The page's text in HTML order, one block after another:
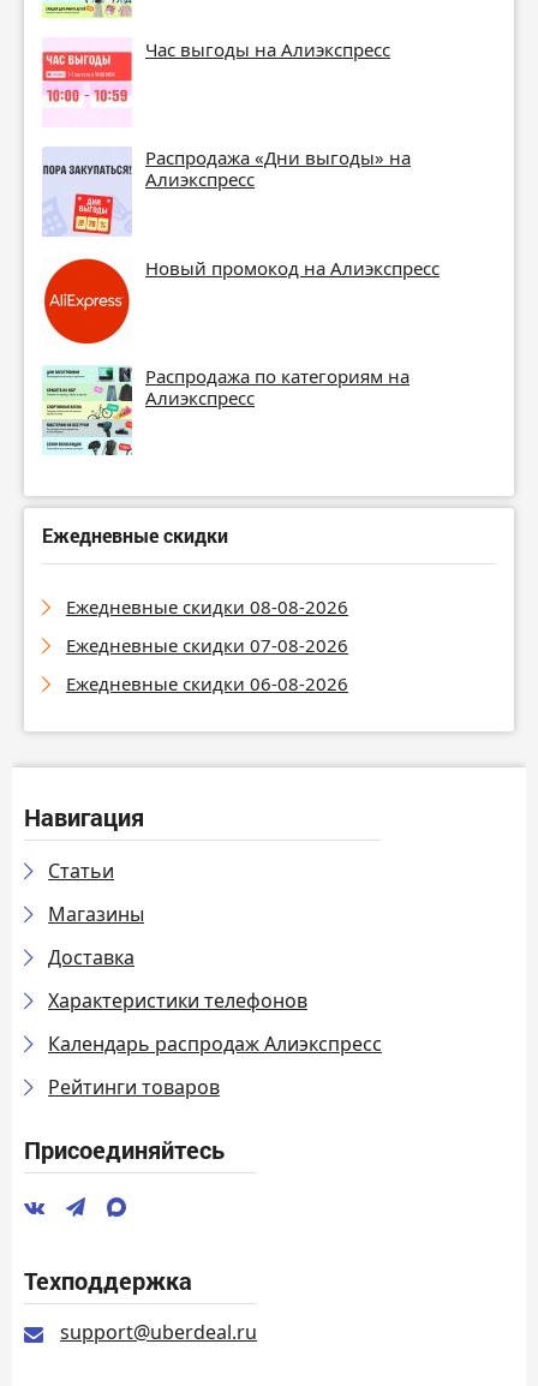
Час выгоды на Алиэкспресс
Распродажа «Дни выгоды» на
Алиэкспресс
Новый промокод на Алиэкспресс
Распродажа по категориям на
Алиэкспресс
Ежедневные скидки
Ежедневные скидки 08-08-2026
Ежедневные скидки 07-08-2026
Ежедневные скидки 06-08-2026
Навигация
Статьи
Магазины
Доставка
Характеристики телефонов
Календарь распродаж Алиэкспресс
Рейтинги товаров
Присоединяйтесь
Техподдержка
support@uberdeal.ru